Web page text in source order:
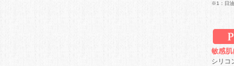
※1： 日
敏感
シリコ